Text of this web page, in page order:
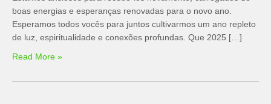
boas energias e esperanças renovadas para o novo ano.
Esperamos todos vocês para juntos cultivarmos um ano repleto
de luz, espiritualidade e conexões profundas. Que 2025 […]
Read More »